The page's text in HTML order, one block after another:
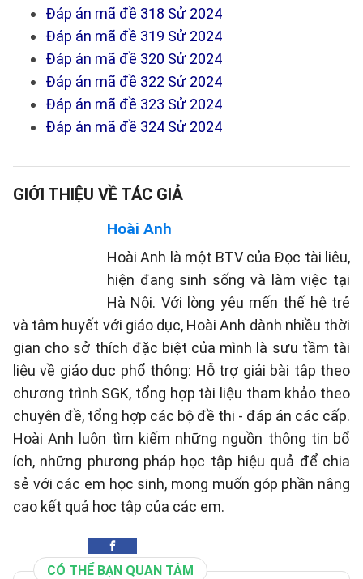
Đáp án mã đề 318 Sử 2024
Đáp án mã đề 319 Sử 2024
Đáp án mã đề 320 Sử 2024
Đáp án mã đề 322 Sử 2024
Đáp án mã đề 323 Sử 2024
Đáp án mã đề 324 Sử 2024
GIỚI THIỆU VỀ TÁC GIẢ
Hoài Anh
Hoài Anh là một BTV của Đọc tài liêu,
hiện đang sinh sống và làm việc tại
Hà Nội. Với lòng yêu mến thế hệ trẻ
và tâm huyết với giáo dục, Hoài Anh dành nhiều thời
gian cho sở thích đặc biệt của mình là sưu tầm tài
liệu về giáo dục phổ thông: Hỗ trợ giải bài tập theo
chương trình SGK, tổng hợp tài liệu tham khảo theo
chuyên đề, tổng hợp các bộ đề thi - đáp án các cấp.
Hoài Anh luôn tìm kiếm những nguồn thông tin bổ
ích, những phương pháp học tập hiệu quả để chia
sẻ với các em học sinh, mong muốn góp phần nâng
cao kết quả học tập của các em.
CÓ THỂ BẠN QUAN TÂM